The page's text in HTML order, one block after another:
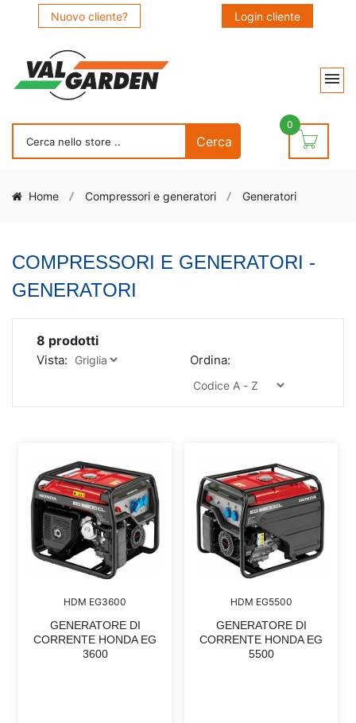
Nuovo cliente? Login cliente
0
Home Compressori e generatori Generatori
COMPRESSORI E GENERATORI -
GENERATORI
8 prodotti
Vista: Ordina:
HDM EG3600
GENERATORE DI
CORRENTE HONDA EG
3600
HDM EG5500
GENERATORE DI
CORRENTE HONDA EG
5500